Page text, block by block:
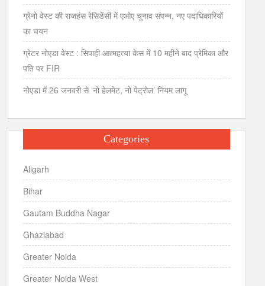
ग्रेनो वेस्ट की राजहंस रेसिडेंसी में एओए चुनाव संपन्न, नए पदाधिकारियों
का चयन
ग्रेटर नोएडा वेस्ट : सिपाही आत्महत्या केस में 10 महीने बाद प्रेमिका और
पति पर FIR
नोएडा में 26 जनवरी से ‘नो हेलमेट, नो पेट्रोल’ नियम लागू
Categories
Aligarh
Bihar
Gautam Buddha Nagar
Ghaziabad
Greater Noida
Greater Noida West